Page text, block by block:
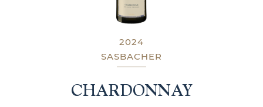
2024
SASBACHER
CHARDONNAY